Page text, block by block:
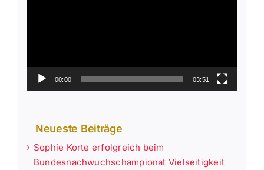
00:00 03:51
Neueste Beiträge
Sophie Korte erfolgreich beim
Bundesnachwuchschampionat Vielseitigkeit